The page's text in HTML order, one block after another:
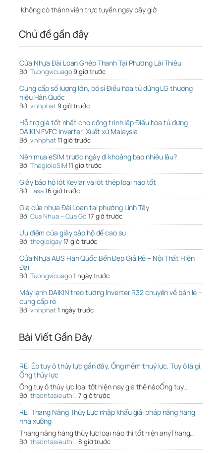
Không có thành viên trực tuyến ngay bây giờ
Chủ đề gần đây
Cửa Nhựa Đài Loan Ghép Thanh Tại Phường Lái Thiêu
Bởi Tuongvicuago9 giờ trước
Cung cấp số lượng lớn, bỏ sỉ Điều hòa tủ đứng LG thương
hiệu Hàn Quốc
Bởi vinhphat9 giờ trước
Hỗ trợ giá tốt nhất cho công trình lắp Điều hòa tủ đứng
DAIKIN FVFC Inverter, Xuất xứ Malaysia
Bởi vinhphat11 giờ trước
Nên mua eSIM trước ngày đi khoảng bao nhiêu lâu?
Bởi ThegioieSIM11 giờ trước
Giày bảo hộ lót Kevlar và lót thép loại nào tốt
Bởi Lasa16 giờ trước
Giá cửa nhựa Đài Loan tại phường Linh Tây
Bởi Cua Nhua – Cua Go 17 giờ trước
Ưu điểm của giày bảo hộ đế cao su
Bởi thegioigay17 giờ trước
Cửa Nhựa ABS Hàn Quốc Bền Đẹp Giá Rẻ – Nội Thất Hiện
Đại
Bởi Tuongvicuago1 ngày trước
Máy lạnh DAIKIN treo tường Inverter R32 chuyên về bán lẻ –
cung cấp rẻ
Bởi vinhphat1 ngày trước
Bài Viết Gần Đây
RE: Ép tuy ô thủy lực gần đây, Ống mềm thuỷ lực, Tuy ô là gì,
Ống thủy lực
Ống tuy ô thủy lực loại tốt hiện nay giá thế nàoỐng tuy…
Bởi thaontasieuthi , 7 giờ trước
RE: Thang Nâng Thủy Lực nhập khẩu giải pháp nâng hàng
nhà xưởng
Thang nâng hàng thủy lực loại nào thì tốt hiện anyThang…
Bởi thaontasieuthi , 8 giờ trước